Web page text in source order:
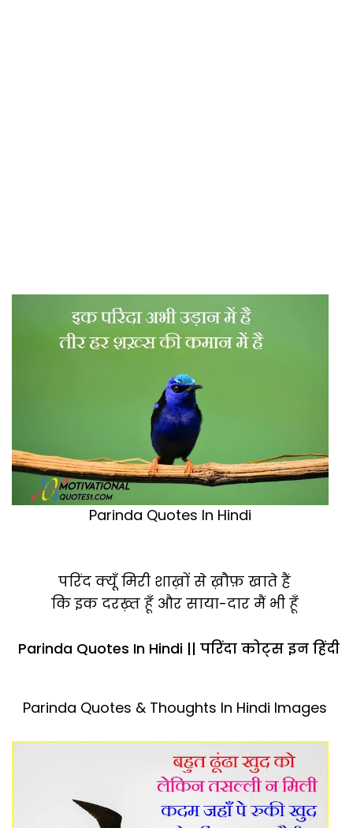
Parinda Quotes In Hindi
परिंद क्यूँ मिरी शाख़ों से ख़ौफ़ खाते हैं
कि इक दरख़्त हूँ और साया-दार मैं भी हूँ
Parinda Quotes In Hindi || परिंदा कोट्स इन हिंदी
Parinda Quotes & Thoughts In Hindi Images